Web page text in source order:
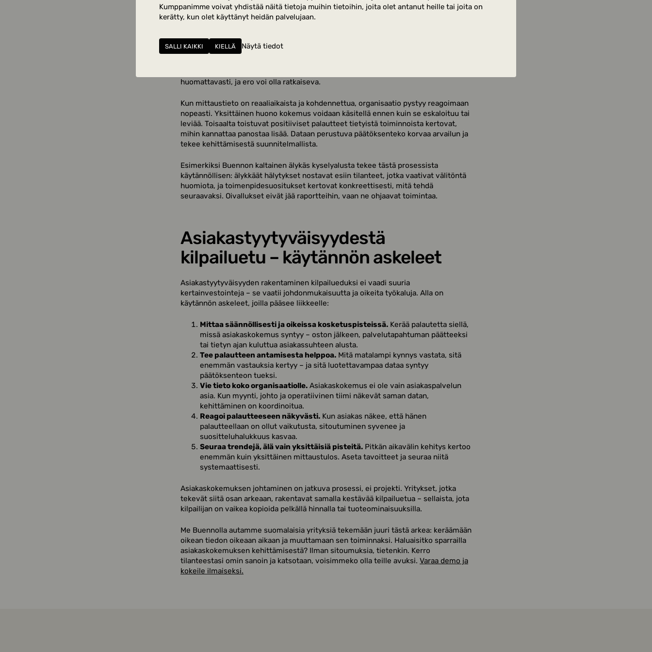
Kumppanimme voivat yhdistää näitä tietoja muihin tietoihin, joita olet antanut heille tai joita on
kerätty, kun olet käyttänyt heidän palvelujaan.
SALLI KAIKKI KIELLÄ Näytä tiedot
mittaaminen muuttaa
päätöksenteon
Asiakaskokemuksen systemaattinen mittaaminen tuo päätöksentekoon jotain
huomattavasti, ja ero voi olla ratkaiseva.
Kun mittaustieto on reaaliaikaista ja kohdennettua, organisaatio pystyy reagoimaan
nopeasti. Yksittäinen huono kokemus voidaan käsitellä ennen kuin se eskaloituu tai
leviää. Toisaalta toistuvat positiiviset palautteet tietyistä toiminnoista kertovat,
mihin kannattaa panostaa lisää. Dataan perustuva päätöksenteko korvaa arvailun ja
tekee kehittämisestä suunnitelmallista.
Esimerkiksi Buennon kaltainen älykäs kyselyalusta tekee tästä prosessista
käytännöllisen: älykkäät hälytykset nostavat esiin tilanteet, jotka vaativat välitöntä
huomiota, ja toimenpidesuositukset kertovat konkreettisesti, mitä tehdä
seuraavaksi. Oivallukset eivät jää raportteihin, vaan ne ohjaavat toimintaa.
Asiakastyytyväisyydestä
kilpailuetu – käytännön askeleet
Asiakastyytyväisyyden rakentaminen kilpailueduksi ei vaadi suuria
kertainvestointeja – se vaatii johdonmukaisuutta ja oikeita työkaluja. Alla on
käytännön askeleet, joilla pääsee liikkeelle:
Mittaa säännöllisesti ja oikeissa kosketuspisteissä. Kerää palautetta siellä,
missä asiakaskokemus syntyy – oston jälkeen, palvelutapahtuman päätteeksi
tai tietyn ajan kuluttua asiakassuhteen alusta.
Tee palautteen antamisesta helppoa. Mitä matalampi kynnys vastata, sitä
enemmän vastauksia kertyy – ja sitä luotettavampaa dataa syntyy
päätöksenteon tueksi.
Vie tieto koko organisaatiolle. Asiakaskokemus ei ole vain asiakaspalvelun
asia. Kun myynti, johto ja operatiivinen tiimi näkevät saman datan,
kehittäminen on koordinoitua.
Reagoi palautteeseen näkyvästi. Kun asiakas näkee, että hänen
palautteellaan on ollut vaikutusta, sitoutuminen syvenee ja
suositteluhalukkuus kasvaa.
Seuraa trendejä, älä vain yksittäisiä pisteitä. Pitkän aikavälin kehitys kertoo
enemmän kuin yksittäinen mittaustulos. Aseta tavoitteet ja seuraa niitä
systemaattisesti.
Asiakaskokemuksen johtaminen on jatkuva prosessi, ei projekti. Yritykset, jotka
tekevät siitä osan arkeaan, rakentavat samalla kestävää kilpailuetua – sellaista, jota
kilpailijan on vaikea kopioida pelkällä hinnalla tai tuoteominaisuuksilla.
Me Buennolla autamme suomalaisia yrityksiä tekemään juuri tästä arkea: keräämään
oikean tiedon oikeaan aikaan ja muuttamaan sen toiminnaksi. Haluaisitko sparrailla
asiakaskokemuksen kehittämisestä? Ilman sitoumuksia, tietenkin. Kerro
tilanteestasi omin sanoin ja katsotaan, voisimmeko olla teille avuksi. Varaa demo ja
kokeile ilmaiseksi.